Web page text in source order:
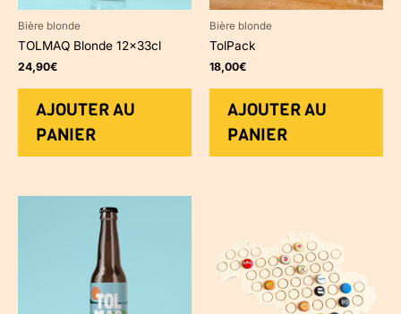
Bière blonde
TOLMAQ Blonde 12x33cl
24,90€
AJOUTER AU
PANIER
Bière blonde
TolPack
18,00€
AJOUTER AU
PANIER